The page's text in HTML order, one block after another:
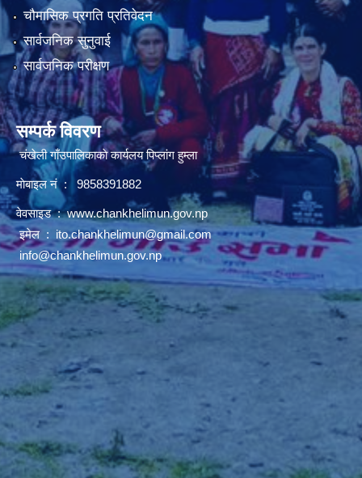
चौमासिक प्रगति प्रतिवेदन
सार्वजनिक सुनुवाई
सार्वजनिक परीक्षण
सम्पर्क विवरण
चंखेली गाँउपालिकाकाे कार्यलय पिप्लांग हुम्ला
माेबाइल नं : 9858391882
वेवसाइड :www.chankhelimun.gov.np
इमेल : ito.chankhelimun@gmail.com
info@chankhelimun.gov.np